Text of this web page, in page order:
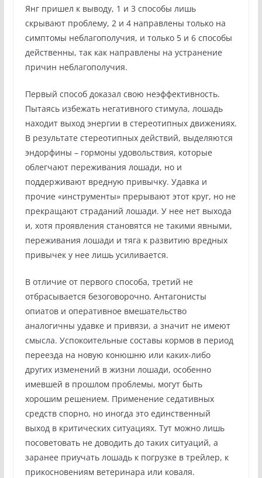
Янг пришел к выводу, 1 и 3 способы лишь
скрывают проблему, 2 и 4 направлены только на
симптомы неблагополучия, и только 5 и 6 способы
действенны, так как направлены на устранение
причин неблагополучия.
Первый способ доказал свою неэффективность.
Пытаясь избежать негативного стимула, лошадь
находит выход энергии в стереотипных движениях.
В результате стереотипных действий, выделяются
эндорфины – гормоны удовольствия, которые
облегчают переживания лошади, но и
поддерживают вредную привычку. Удавка и
прочие «инструменты» прерывают этот круг, но не
прекращают страданий лошади. У нее нет выхода
и, хотя проявления становятся не такими явными,
переживания лошади и тяга к развитию вредных
привычек у нее лишь усиливается.
В отличие от первого способа, третий не
отбрасывается безоговорочно. Антагонисты
опиатов и оперативное вмешательство
аналогичны удавке и привязи, а значит не имеют
смысла. Успокоительные составы кормов в период
переезда на новую конюшню или каких-либо
других изменений в жизни лошади, особенно
имевшей в прошлом проблемы, могут быть
хорошим решением. Применение седативных
средств спорно, но иногда это единственный
выход в критических ситуациях. Тут можно лишь
посоветовать не доводить до таких ситуаций, а
заранее приучать лошадь к погрузке в трейлер, к
прикосновениям ветеринара или коваля.